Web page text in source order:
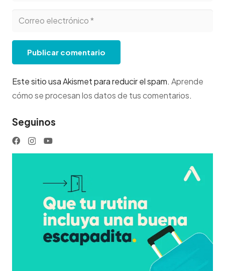
Publicar comentario
Este sitio usa Akismet para reducir el spam. Aprende
cómo se procesan los datos de tus comentarios.
Seguinos